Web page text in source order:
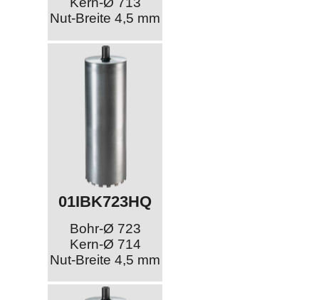
Nut-Breite 4,5 mm
01IBK723HQ
Bohr-Ø 723
Kern-Ø 714
Nut-Breite 4,5 mm